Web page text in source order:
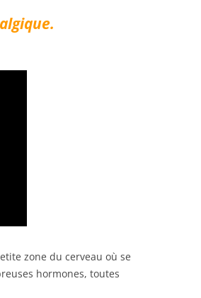
zone du cerveau où se
hormones, toutes